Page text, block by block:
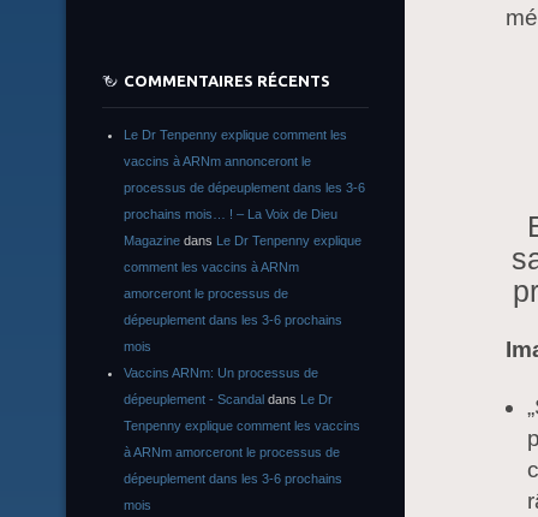
COMMENTAIRES RÉCENTS
Le Dr Tenpenny explique comment les
vaccins à ARNm annonceront le
processus de dépeuplement dans les 3-6
prochains mois… ! – La Voix de Dieu
Magazine dans Le Dr Tenpenny explique
comment les vaccins à ARNm
amorceront le processus de
dépeuplement dans les 3-6 prochains
mois
Vaccins ARNm: Un processus de
dépeuplement - Scandal dans Le Dr
Tenpenny explique comment les vaccins
à ARNm amorceront le processus de
dépeuplement dans les 3-6 prochains
mois